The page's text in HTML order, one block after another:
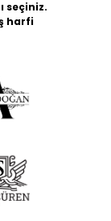
seçiniz.
harfi